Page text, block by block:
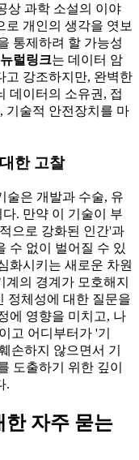
상 과학 소설의 이야
로 개인의 생각을 엿보
통제하려 할 가능성
뉴럴링크는 데이터 암
고 강조하지만, 완벽한
데이터의 소유권, 접
기술적 안전장치를 마
한 고찰
술은 개발과 수술, 유
. 만약 이 기술이 부
으로 강화된 인간'과
수 없이 벌어질 수 있
화시키는 새로운 차원
의 경계가 모호해지
정체성에 대한 질문을
에 영향을 미치고, 나
고 어디부터가 '기
손하지 않으면서 기
도출하기 위한 깊이
.
자주 묻는